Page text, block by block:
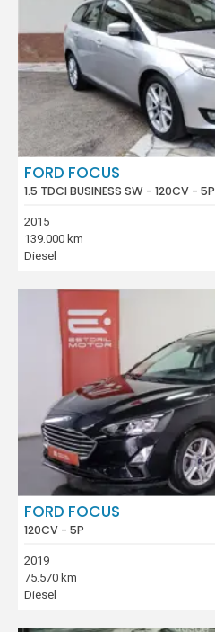
FORD FOCUS
1.5 TDCI BUSINESS SW - 120CV - 5P
2015
139.000 km
Diesel
FORD FOCUS
120CV - 5P
2019
75.570 km
Diesel